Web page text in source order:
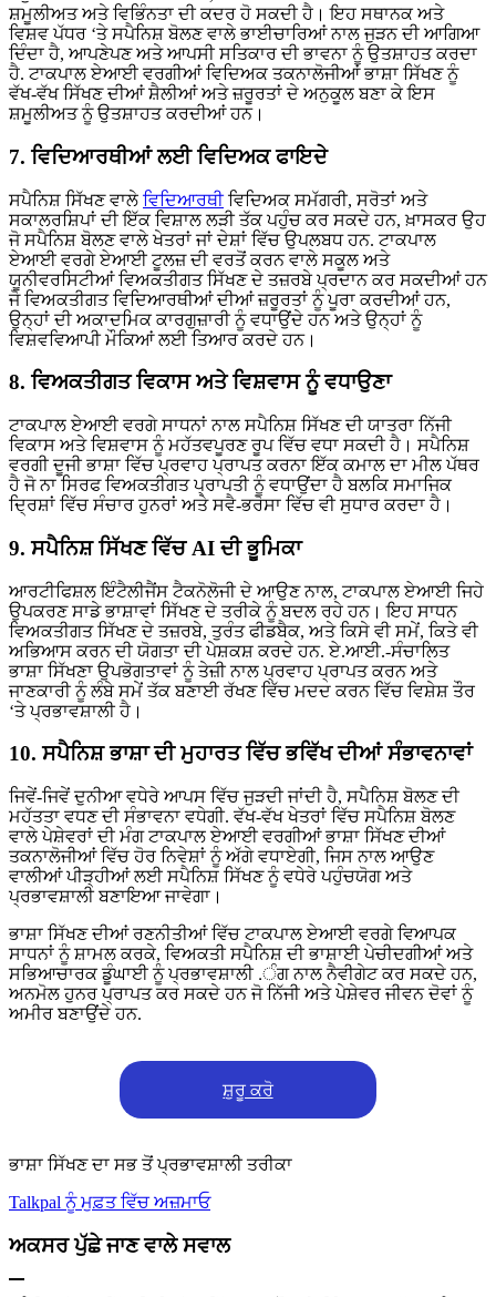
ਸ਼ਮੂਲੀਅਤ ਅਤੇ ਵਿਭਿੰਨਤਾ ਦੀ ਕਦਰ ਹੋ ਸਕਦੀ ਹੈ। ਇਹ ਸਥਾਨਕ ਅਤੇ
ਵਿਸ਼ਵ ਪੱਧਰ ‘ਤੇ ਸਪੈਨਿਸ਼ ਬੋਲਣ ਵਾਲੇ ਭਾਈਚਾਰਿਆਂ ਨਾਲ ਜੁੜਨ ਦੀ ਆਗਿਆ
ਦਿੰਦਾ ਹੈ, ਆਪਣੇਪਣ ਅਤੇ ਆਪਸੀ ਸਤਿਕਾਰ ਦੀ ਭਾਵਨਾ ਨੂੰ ਉਤਸ਼ਾਹਤ ਕਰਦਾ
ਹੈ. ਟਾਕਪਾਲ ਏਆਈ ਵਰਗੀਆਂ ਵਿਦਿਅਕ ਤਕਨਾਲੋਜੀਆਂ ਭਾਸ਼ਾ ਸਿੱਖਣ ਨੂੰ
ਵੱਖ-ਵੱਖ ਸਿੱਖਣ ਦੀਆਂ ਸ਼ੈਲੀਆਂ ਅਤੇ ਜ਼ਰੂਰਤਾਂ ਦੇ ਅਨੁਕੂਲ ਬਣਾ ਕੇ ਇਸ
ਸ਼ਮੂਲੀਅਤ ਨੂੰ ਉਤਸ਼ਾਹਤ ਕਰਦੀਆਂ ਹਨ।
7. ਵਿਦਿਆਰਥੀਆਂ ਲਈ ਵਿਦਿਅਕ ਫਾਇਦੇ
ਸਪੈਨਿਸ਼ ਸਿੱਖਣ ਵਾਲੇ ਵਿਦਿਆਰਥੀਵਿਦਿਅਕ ਸਮੱਗਰੀ, ਸਰੋਤਾਂ ਅਤੇ
ਸਕਾਲਰਸ਼ਿਪਾਂ ਦੀ ਇੱਕ ਵਿਸ਼ਾਲ ਲੜੀ ਤੱਕ ਪਹੁੰਚ ਕਰ ਸਕਦੇ ਹਨ, ਖ਼ਾਸਕਰ ਉਹ
ਜੋ ਸਪੈਨਿਸ਼ ਬੋਲਣ ਵਾਲੇ ਖੇਤਰਾਂ ਜਾਂ ਦੇਸ਼ਾਂ ਵਿੱਚ ਉਪਲਬਧ ਹਨ. ਟਾਕਪਾਲ
ਏਆਈ ਵਰਗੇ ਏਆਈ ਟੂਲਜ਼ ਦੀ ਵਰਤੋਂ ਕਰਨ ਵਾਲੇ ਸਕੂਲ ਅਤੇ
ਯੂਨੀਵਰਸਿਟੀਆਂ ਵਿਅਕਤੀਗਤ ਸਿੱਖਣ ਦੇ ਤਜ਼ਰਬੇ ਪ੍ਰਦਾਨ ਕਰ ਸਕਦੀਆਂ ਹਨ
ਜੋ ਵਿਅਕਤੀਗਤ ਵਿਦਿਆਰਥੀਆਂ ਦੀਆਂ ਜ਼ਰੂਰਤਾਂ ਨੂੰ ਪੂਰਾ ਕਰਦੀਆਂ ਹਨ,
ਉਨ੍ਹਾਂ ਦੀ ਅਕਾਦਮਿਕ ਕਾਰਗੁਜ਼ਾਰੀ ਨੂੰ ਵਧਾਉਂਦੇ ਹਨ ਅਤੇ ਉਨ੍ਹਾਂ ਨੂੰ
ਵਿਸ਼ਵਵਿਆਪੀ ਮੌਕਿਆਂ ਲਈ ਤਿਆਰ ਕਰਦੇ ਹਨ।
8. ਵਿਅਕਤੀਗਤ ਵਿਕਾਸ ਅਤੇ ਵਿਸ਼ਵਾਸ ਨੂੰ ਵਧਾਉਣਾ
ਟਾਕਪਾਲ ਏਆਈ ਵਰਗੇ ਸਾਧਨਾਂ ਨਾਲ ਸਪੈਨਿਸ਼ ਸਿੱਖਣ ਦੀ ਯਾਤਰਾ ਨਿੱਜੀ
ਵਿਕਾਸ ਅਤੇ ਵਿਸ਼ਵਾਸ ਨੂੰ ਮਹੱਤਵਪੂਰਣ ਰੂਪ ਵਿੱਚ ਵਧਾ ਸਕਦੀ ਹੈ। ਸਪੈਨਿਸ਼
ਵਰਗੀ ਦੂਜੀ ਭਾਸ਼ਾ ਵਿੱਚ ਪ੍ਰਵਾਹ ਪ੍ਰਾਪਤ ਕਰਨਾ ਇੱਕ ਕਮਾਲ ਦਾ ਮੀਲ ਪੱਥਰ
ਹੈ ਜੋ ਨਾ ਸਿਰਫ ਵਿਅਕਤੀਗਤ ਪ੍ਰਾਪਤੀ ਨੂੰ ਵਧਾਉਂਦਾ ਹੈ ਬਲਕਿ ਸਮਾਜਿਕ
ਦ੍ਰਿਸ਼ਾਂ ਵਿੱਚ ਸੰਚਾਰ ਹੁਨਰਾਂ ਅਤੇ ਸਵੈ-ਭਰੋਸਾ ਵਿੱਚ ਵੀ ਸੁਧਾਰ ਕਰਦਾ ਹੈ।
9. ਸਪੈਨਿਸ਼ ਸਿੱਖਣ ਵਿੱਚ AI ਦੀ ਭੂਮਿਕਾ
ਆਰਟੀਫਿਸ਼ਲ ਇੰਟੈਲੀਜੈਂਸ ਟੈਕਨੋਲੋਜੀ ਦੇ ਆਉਣ ਨਾਲ, ਟਾਕਪਾਲ ਏਆਈ ਜਿਹੇ
ਉਪਕਰਣ ਸਾਡੇ ਭਾਸ਼ਾਵਾਂ ਸਿੱਖਣ ਦੇ ਤਰੀਕੇ ਨੂੰ ਬਦਲ ਰਹੇ ਹਨ। ਇਹ ਸਾਧਨ
ਵਿਅਕਤੀਗਤ ਸਿੱਖਣ ਦੇ ਤਜ਼ਰਬੇ, ਤੁਰੰਤ ਫੀਡਬੈਕ, ਅਤੇ ਕਿਸੇ ਵੀ ਸਮੇਂ, ਕਿਤੇ ਵੀ
ਅਭਿਆਸ ਕਰਨ ਦੀ ਯੋਗਤਾ ਦੀ ਪੇਸ਼ਕਸ਼ ਕਰਦੇ ਹਨ. ਏ.ਆਈ.-ਸੰਚਾਲਿਤ
ਭਾਸ਼ਾ ਸਿੱਖਣਾ ਉਪਭੋਗਤਾਵਾਂ ਨੂੰ ਤੇਜ਼ੀ ਨਾਲ ਪ੍ਰਵਾਹ ਪ੍ਰਾਪਤ ਕਰਨ ਅਤੇ
ਜਾਣਕਾਰੀ ਨੂੰ ਲੰਬੇ ਸਮੇਂ ਤੱਕ ਬਣਾਈ ਰੱਖਣ ਵਿੱਚ ਮਦਦ ਕਰਨ ਵਿੱਚ ਵਿਸ਼ੇਸ਼ ਤੌਰ
‘ਤੇ ਪ੍ਰਭਾਵਸ਼ਾਲੀ ਹੈ।
10. ਸਪੈਨਿਸ਼ ਭਾਸ਼ਾ ਦੀ ਮੁਹਾਰਤ ਵਿੱਚ ਭਵਿੱਖ ਦੀਆਂ ਸੰਭਾਵਨਾਵਾਂ
ਜਿਵੇਂ-ਜਿਵੇਂ ਦੁਨੀਆ ਵਧੇਰੇ ਆਪਸ ਵਿੱਚ ਜੁੜਦੀ ਜਾਂਦੀ ਹੈ, ਸਪੈਨਿਸ਼ ਬੋਲਣ ਦੀ
ਮਹੱਤਤਾ ਵਧਣ ਦੀ ਸੰਭਾਵਨਾ ਵਧੇਗੀ. ਵੱਖ-ਵੱਖ ਖੇਤਰਾਂ ਵਿੱਚ ਸਪੈਨਿਸ਼ ਬੋਲਣ
ਵਾਲੇ ਪੇਸ਼ੇਵਰਾਂ ਦੀ ਮੰਗ ਟਾਕਪਾਲ ਏਆਈ ਵਰਗੀਆਂ ਭਾਸ਼ਾ ਸਿੱਖਣ ਦੀਆਂ
ਤਕਨਾਲੋਜੀਆਂ ਵਿੱਚ ਹੋਰ ਨਿਵੇਸ਼ਾਂ ਨੂੰ ਅੱਗੇ ਵਧਾਏਗੀ, ਜਿਸ ਨਾਲ ਆਉਣ
ਵਾਲੀਆਂ ਪੀੜ੍ਹੀਆਂ ਲਈ ਸਪੈਨਿਸ਼ ਸਿੱਖਣ ਨੂੰ ਵਧੇਰੇ ਪਹੁੰਚਯੋਗ ਅਤੇ
ਪ੍ਰਭਾਵਸ਼ਾਲੀ ਬਣਾਇਆ ਜਾਵੇਗਾ।
ਭਾਸ਼ਾ ਸਿੱਖਣ ਦੀਆਂ ਰਣਨੀਤੀਆਂ ਵਿੱਚ ਟਾਕਪਾਲ ਏਆਈ ਵਰਗੇ ਵਿਆਪਕ
ਸਾਧਨਾਂ ਨੂੰ ਸ਼ਾਮਲ ਕਰਕੇ, ਵਿਅਕਤੀ ਸਪੈਨਿਸ਼ ਦੀ ਭਾਸ਼ਾਈ ਪੇਚੀਦਗੀਆਂ ਅਤੇ
ਸਭਿਆਚਾਰਕ ਡੂੰਘਾਈ ਨੂੰ ਪ੍ਰਭਾਵਸ਼ਾਲੀ .ੰਗ ਨਾਲ ਨੈਵੀਗੇਟ ਕਰ ਸਕਦੇ ਹਨ,
ਅਨਮੋਲ ਹੁਨਰ ਪ੍ਰਾਪਤ ਕਰ ਸਕਦੇ ਹਨ ਜੋ ਨਿੱਜੀ ਅਤੇ ਪੇਸ਼ੇਵਰ ਜੀਵਨ ਦੋਵਾਂ ਨੂੰ
ਅਮੀਰ ਬਣਾਉਂਦੇ ਹਨ.
ਸ਼ੁਰੂ ਕਰੋ
ਭਾਸ਼ਾ ਸਿੱਖਣ ਦਾ ਸਭ ਤੋਂ ਪ੍ਰਭਾਵਸ਼ਾਲੀ ਤਰੀਕਾ
Talkpal ਨੂੰ ਮੁਫ਼ਤ ਵਿੱਚ ਅਜ਼ਮਾਓ
ਅਕਸਰ ਪੁੱਛੇ ਜਾਣ ਵਾਲੇ ਸਵਾਲ